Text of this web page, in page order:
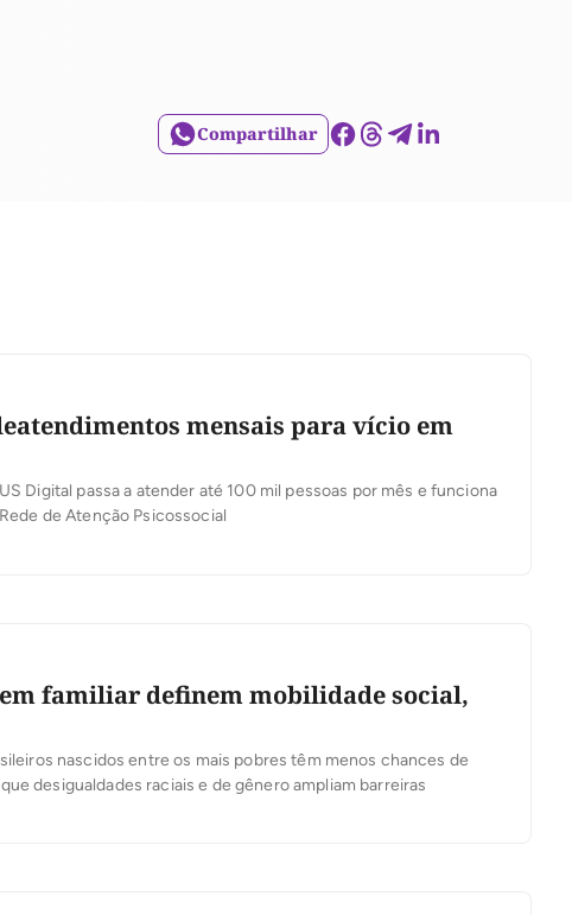
Compartilhar
mensais para vício em
Digital passa a atender até 100 mil pessoas por mês e funciona
de Atenção Psicossocial
familiar definem mobilidade social,
nascidos entre os mais pobres têm menos chances de
desigualdades raciais e de gênero ampliam barreiras